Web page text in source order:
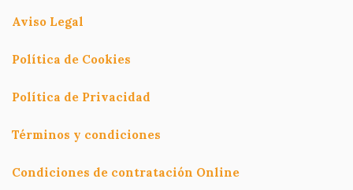
Aviso Legal
Política de Cookies
Política de Privacidad
Términos y condiciones
Condiciones de contratación Online